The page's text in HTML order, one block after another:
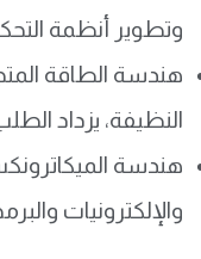
وتطوير أنظمة
هندسة الطاقة
النظيفة، يزداد
هندسة
والإلكترونيات